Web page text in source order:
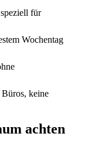
für
Wochentag
keine
achten